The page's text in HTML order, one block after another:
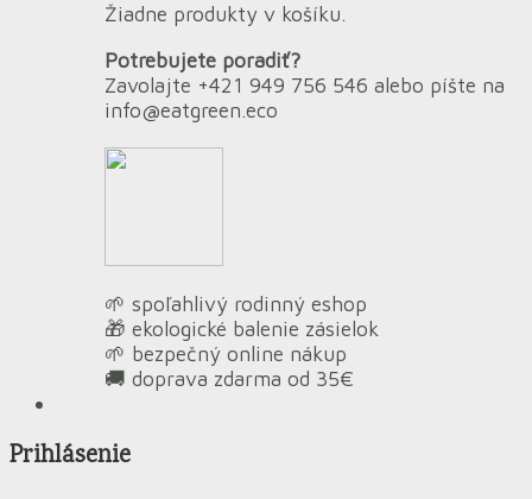
Žiadne produkty v košíku.
Potrebujete poradiť?
Zavolajte +421 949 756 546 alebo píšte na
info@eatgreen.eco
🌱 spoľahlivý rodinný eshop
🎁 ekologické balenie zásielok
🌱 bezpečný online nákup
🚚 doprava zdarma od 35€
Prihlásenie